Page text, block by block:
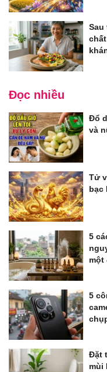
Sau
Đọc nhiều
Đổ
và
Tử
bạc
5
một
5
Đặt
mùi